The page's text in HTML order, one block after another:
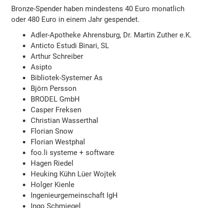
Bronze-Spender haben mindestens 40 Euro monatlich
oder 480 Euro in einem Jahr gespendet.
Adler-Apotheke Ahrensburg, Dr. Martin Zuther e.K.
Anticto Estudi Binari, SL
Arthur Schreiber
Asipto
Bibliotek-Systemer As
Björn Persson
BRODEL GmbH
Casper Freksen
Christian Wasserthal
Florian Snow
Florian Westphal
foo.li systeme + software
Hagen Riedel
Heuking Kühn Lüer Wojtek
Holger Kienle
Ingenieurgemeinschaft IgH
Ingo Schmiegel